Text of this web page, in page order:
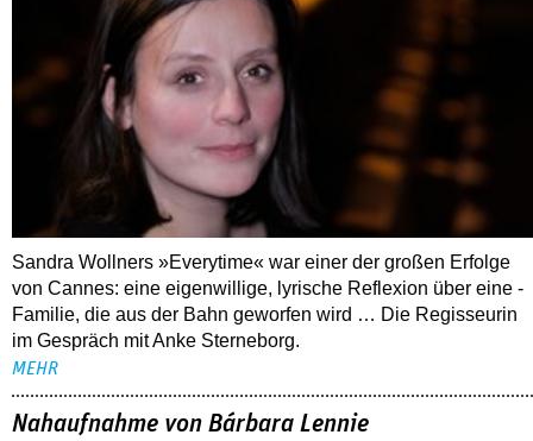
Sandra Wollners »Everytime« war einer der großen Erfolge
von Cannes: eine eigenwillige, lyrische Reflexion über eine ­
Familie, die aus der Bahn geworfen wird … Die Regisseurin
im Gespräch mit Anke Sterneborg.
Nahaufnahme von Bárbara Lennie
80 Jahre DEFA
Christopher Nolan – Was bleibt, was nervt